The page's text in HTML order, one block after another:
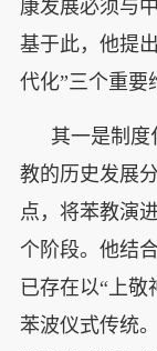
康发展必须与
基于此，他提
代化”三个重要
其一是制度
教的历史发展
点，将苯教演
个阶段。他结
已存在以“上敬
苯波仪式传统